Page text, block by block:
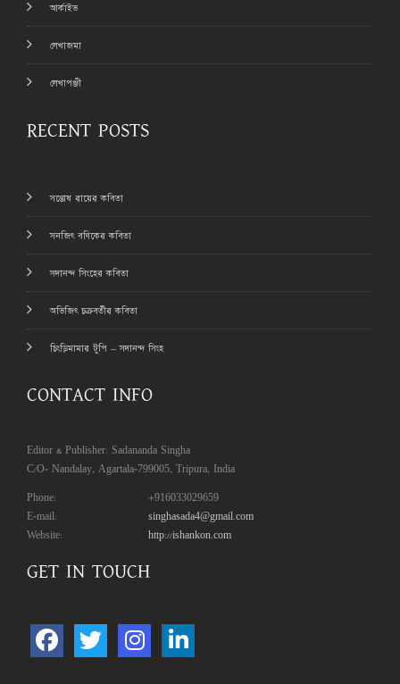
আর্কাইভ
লেখাজমা
লেখাপঞ্জী
RECENT POSTS
সন্তোষ রায়ের কবিতা
সনজিৎ বণিকের কবিতা
সদানন্দ সিংহের কবিতা
অভিজিৎ চক্রবর্তীর কবিতা
চিংড়িমামার টুপি – সদানন্দ সিংহ
CONTACT INFO
Editor & Publisher: Sadananda Singha
C/O- Nandalay, Agartala-799005, Tripura, India
Phone:
+916033029659
E-mail:
singhasada4@gmail.com
Website:
http://ishankon.com
GET IN TOUCH